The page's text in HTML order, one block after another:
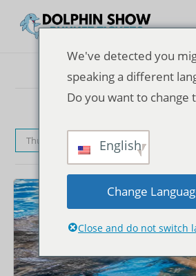
Thứ tự mặc định
We've detected you
speaking a different
Do you want to change
English
Change
Close and do not switch